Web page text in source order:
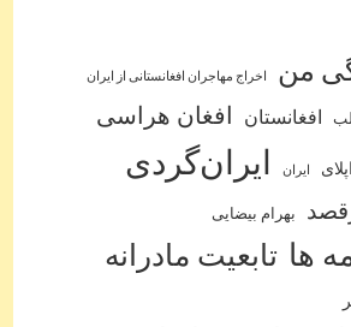
من اخراج مهاجران افغانستانی از ایران
افغانستان افغان هراسی
اپلای ایران ایران‌گردی
بهرام بیضایی
ها تابعیت مادرانه